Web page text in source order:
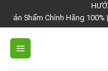
đến
nội
dung
Hãng 100% | Hãy Mua